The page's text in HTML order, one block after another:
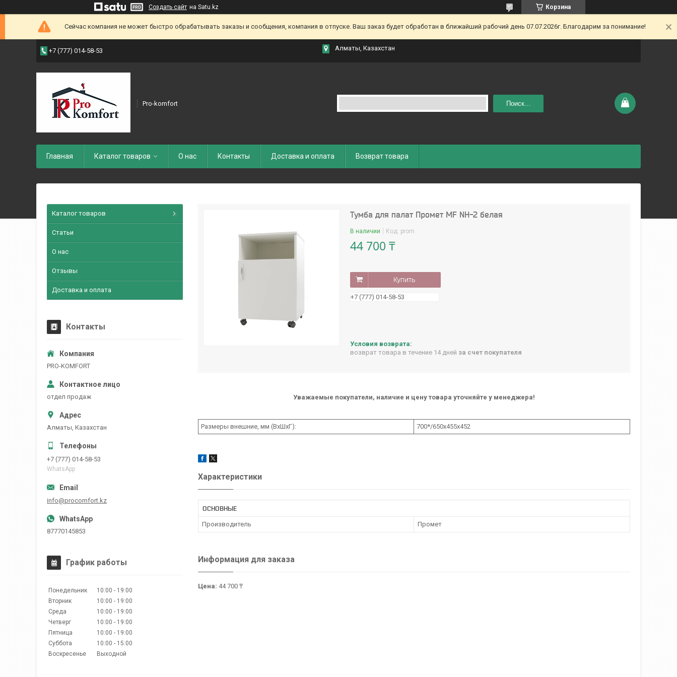
Создать сайт на Satu.kz Корзина
Сейчас компания не может быстро обрабатывать заказы и сообщения, компания в отпуске. Ваш заказ будет обработан в ближайший рабочий день 07.07.2026г. Благодарим за понимание!
+7 (777) 014-58-53 Алматы, Казахстан
Pro-komfort Поиск...
Главная Каталог товаров О нас Контакты Доставка и оплата Возврат товара
Тумба для палат Промет MF NH-2 белая
В наличии Код: prom
44 700 ₸
Купить
+7 (777) 014-58-53
возврат товара в течение 14 дней за счет покупателя
Уважаемые покупатели, наличие и цену товара уточняйте у менеджера!
Размеры внешние, мм (ВхШхГ): 700*/650x455x452
Характеристики
ОСНОВНЫЕ
Производитель Промет
Информация для заказа
Цена: 44 700 ₸
Каталог товаров
Статьи
О нас
Отзывы
Доставка и оплата
Контакты
PRO-KOMFORT
отдел продаж
Алматы, Казахстан
+7 (777) 014-58-53
WhatsApp
info@procomfort.kz
87770145853
График работы
Понедельник 10:00
19:00
Вторник
10:00
19:00
Среда
10:00
19:00
Четверг
10:00
19:00
Пятница
10:00
19:00
Суббота
10:00
15:00
Воскресенье
Выходной